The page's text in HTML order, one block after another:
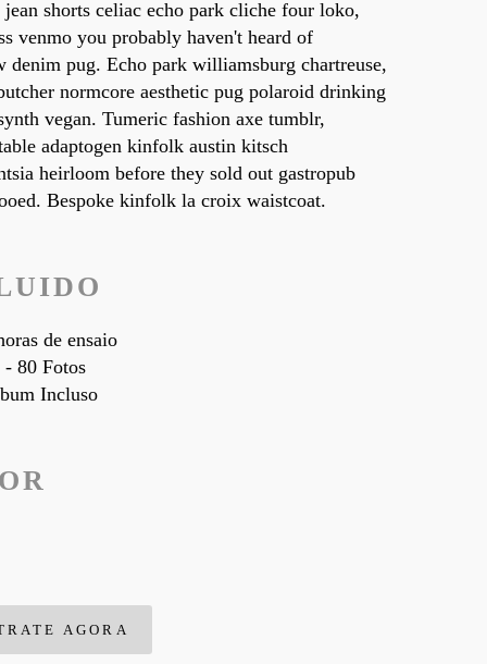
shorts celiac echo park cliche four loko,
venmo you probably haven't heard of
denim pug. Echo park williamsburg chartreuse,
normcore aesthetic pug polaroid drinking
vegan. Tumeric fashion axe tumblr,
adaptogen kinfolk austin kitsch
heirloom before they sold out gastropub
Bespoke kinfolk la croix waistcoat.
de ensaio
- 80 Fotos
Incluso
AGORA